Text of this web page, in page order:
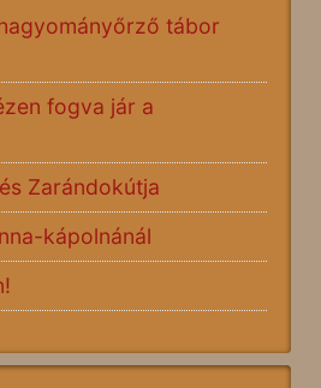
tábor
fogva jár a
Zarándokútja
kápolnánál